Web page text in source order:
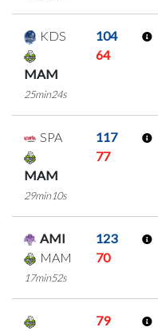
KDS 104
MAM
64
25min24s
SPA 117
MAM
77
29min10s
AMI
123
MAM
70
17min52s
79